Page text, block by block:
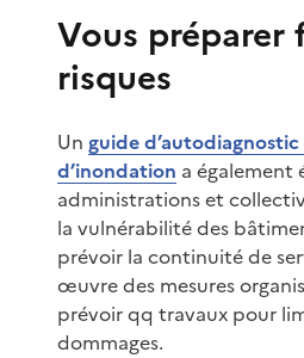
Vous préparer
risques
Un guide
d’inondation a également
administrations et
la vulnérabilité des
prévoir la continuité de
œuvre des mesures
prévoir qq travaux pour
dommages.